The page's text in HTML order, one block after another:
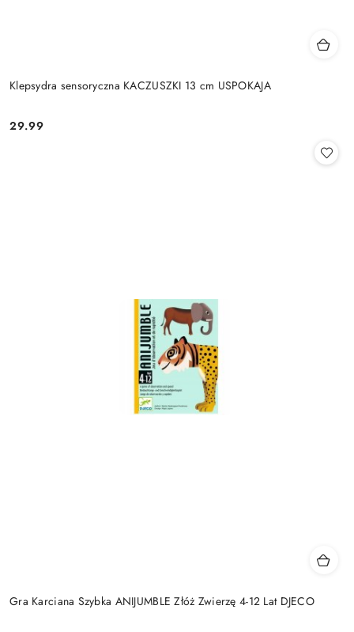
Klepsydra sensoryczna KACZUSZKI 13 cm USPOKAJA
Cena:
29.99
Gra Karciana Szybka ANIJUMBLE Złóż Zwierzę 4-12 Lat DJECO